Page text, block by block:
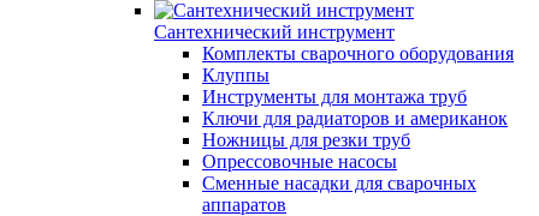
Сантехнический инструмент
Комплекты сварочного оборудования
Клуппы
Инструменты для монтажа труб
Ключи для радиаторов и американок
Ножницы для резки труб
Опрессовочные насосы
Сменные насадки для сварочных
аппаратов